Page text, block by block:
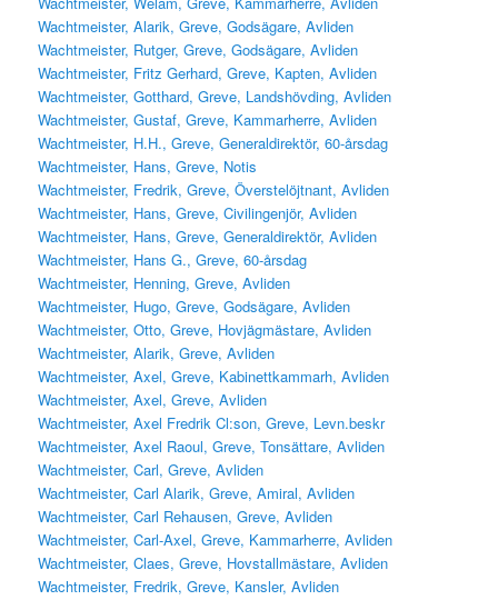
Wachtmeister, Alarik, Greve, Godsägare, Avliden
Wachtmeister, Rutger, Greve, Godsägare, Avliden
Wachtmeister, Fritz Gerhard, Greve, Kapten, Avliden
Wachtmeister, Gotthard, Greve, Landshövding, Avliden
Wachtmeister, Gustaf, Greve, Kammarherre, Avliden
Wachtmeister, H.H., Greve, Generaldirektör, 60-årsdag
Wachtmeister, Hans, Greve, Notis
Wachtmeister, Fredrik, Greve, Överstelöjtnant, Avliden
Wachtmeister, Hans, Greve, Civilingenjör, Avliden
Wachtmeister, Hans, Greve, Generaldirektör, Avliden
Wachtmeister, Hans G., Greve, 60-årsdag
Wachtmeister, Henning, Greve, Avliden
Wachtmeister, Hugo, Greve, Godsägare, Avliden
Wachtmeister, Otto, Greve, Hovjägmästare, Avliden
Wachtmeister, Alarik, Greve, Avliden
Wachtmeister, Axel, Greve, Kabinettkammarh, Avliden
Wachtmeister, Axel, Greve, Avliden
Wachtmeister, Axel Fredrik Cl:son, Greve, Levn.beskr
Wachtmeister, Axel Raoul, Greve, Tonsättare, Avliden
Wachtmeister, Carl, Greve, Avliden
Wachtmeister, Carl Alarik, Greve, Amiral, Avliden
Wachtmeister, Carl Rehausen, Greve, Avliden
Wachtmeister, Carl-Axel, Greve, Kammarherre, Avliden
Wachtmeister, Claes, Greve, Hovstallmästare, Avliden
Wachtmeister, Fredrik, Greve, Kansler, Avliden